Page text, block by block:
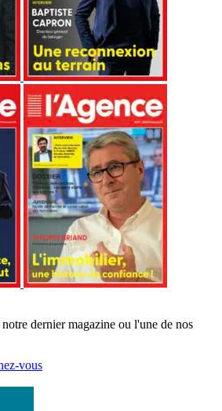
dernier magazine ou l'une de nos
vous